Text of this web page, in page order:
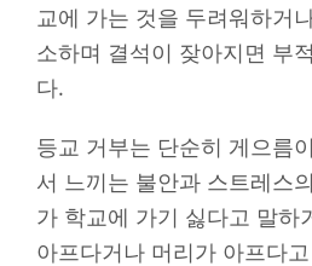
교에 가는 것을 두려워하거
소하며 결석이 잦아지면 부
다.
등교 거부는 단순히 게으름
서 느끼는 불안과 스트레스
가 학교에 가기 싫다고 말하
아프다거나 머리가 아프다